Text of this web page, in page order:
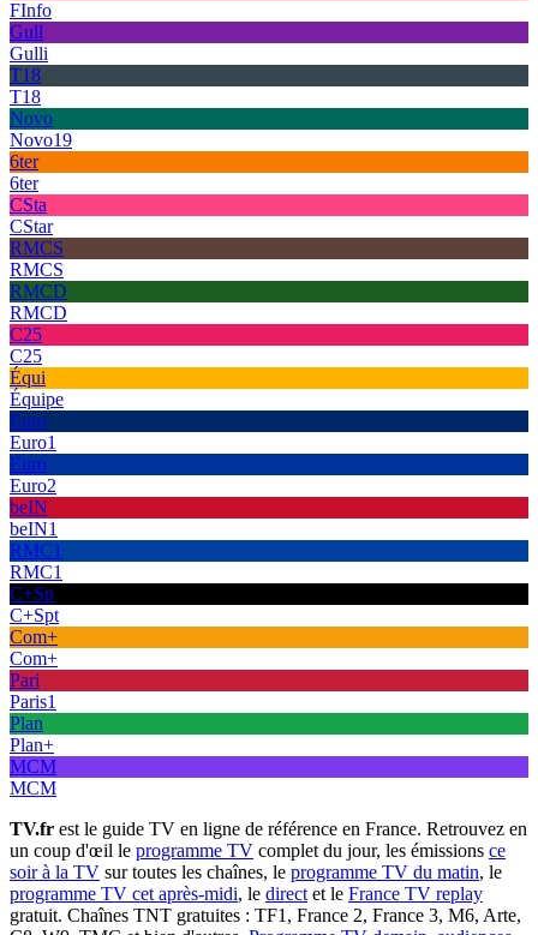
FInfo
Gull
Gulli
T18
T18
Novo
Novo19
6ter
6ter
CSta
CStar
RMCS
RMCS
RMCD
RMCD
C25
C25
Équi
Équipe
Euro
Euro1
Euro
Euro2
beIN
beIN1
RMC1
RMC1
C+Sp
C+Spt
Com+
Com+
Pari
Paris1
Plan
Plan+
MCM
MCM
TV.fr est le guide TV en ligne de référence en France. Retrouvez en
un coup d'œil le programme TV complet du jour, les émissions ce
soir à la TV sur toutes les chaînes, le programme TV du matin, le
programme TV cet après-midi, le direct et le France TV replay
gratuit. Chaînes TNT gratuites : TF1, France 2, France 3, M6, Arte,